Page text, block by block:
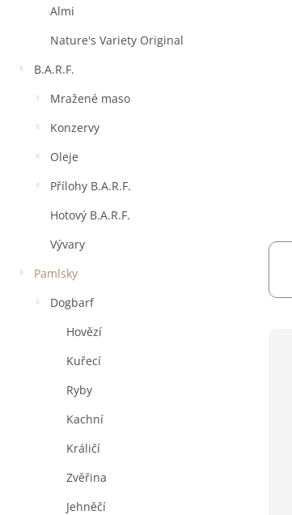
Almi
Nature's Variety Original
B.A.R.F.
Mražené maso
Konzervy
Oleje
Přílohy B.A.R.F.
Hotový B.A.R.F.
Vývary
Pamlsky
Dogbarf
Hovězí
Kuřecí
Ryby
Kachní
Králičí
Zvěřina
Jehněčí